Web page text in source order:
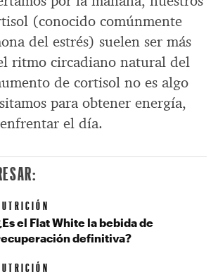
(conocido comúnmente
del estrés) suelen ser más
ritmo circadiano natural del
de cortisol no es algo
para obtener energía,
el día.
el Flat White la bebida de
definitiva?